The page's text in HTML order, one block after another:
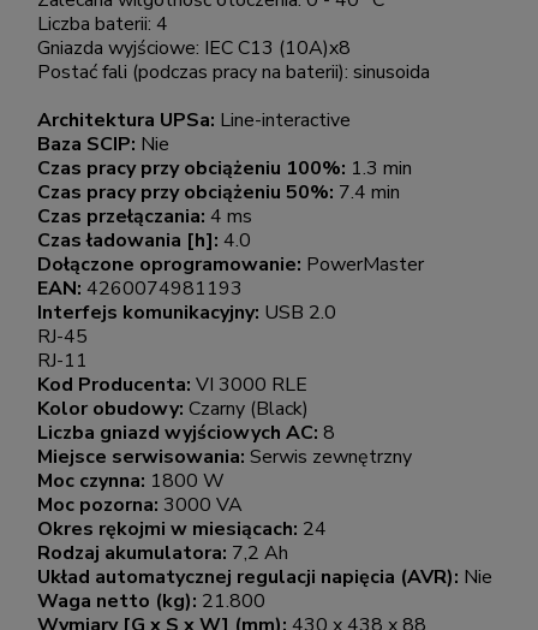
Liczba baterii: 4
Gniazda wyjściowe: IEC C13 (10A)x8
Postać fali (podczas pracy na baterii): sinusoida
Architektura UPSa: Line-interactive
Baza SCIP: Nie
Czas pracy przy obciążeniu 100%: 1.3 min
Czas pracy przy obciążeniu 50%: 7.4 min
Czas przełączania: 4 ms
Czas ładowania [h]: 4.0
Dołączone oprogramowanie: PowerMaster
EAN: 4260074981193
Interfejs komunikacyjny: USB 2.0
RJ-45
RJ-11
Kod Producenta: VI 3000 RLE
Kolor obudowy: Czarny (Black)
Liczba gniazd wyjściowych AC: 8
Miejsce serwisowania: Serwis zewnętrzny
Moc czynna: 1800 W
Moc pozorna: 3000 VA
Okres rękojmi w miesiącach: 24
Rodzaj akumulatora: 7,2 Ah
Układ automatycznej regulacji napięcia (AVR): Nie
Waga netto (kg): 21.800